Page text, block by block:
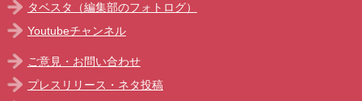
タベスタ（編集部のフォトログ）
Youtubeチャンネル
ご意見・お問い合わせ
プレスリリース・ネタ投稿